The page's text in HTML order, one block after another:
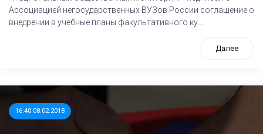
Ассоциацией негосударственных ВУЗов России соглашение о
внедрении в учебные планы факультативного ку...
Далее
16:40 08.02.2018